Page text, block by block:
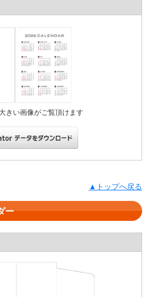
きい画像がご覧頂けます
▲トップへ戻る
ー